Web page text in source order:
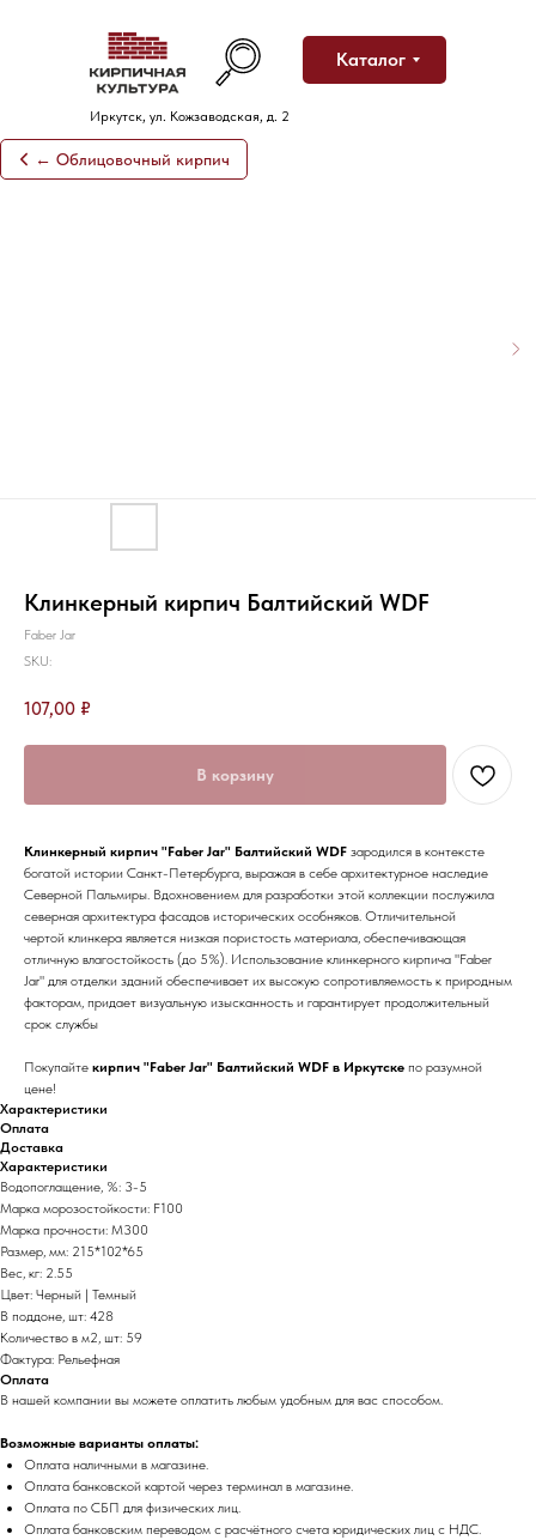
Каталог
Иркутск, ул. Кожзаводская, д. 2
← Облицовочный кирпич
Клинкерный кирпич Балтийский WDF
Faber Jar
SKU:
107,00 ₽
В корзину
Клинкерный кирпич "Faber Jar" Балтийский WDF зародился в контексте
богатой истории Санкт-Петербурга, выражая в себе архитектурное наследие
Северной Пальмиры. Вдохновением для разработки этой коллекции послужила
северная архитектура фасадов исторических особняков. Отличительной
чертой клинкера является низкая пористость материала, обеспечивающая
отличную влагостойкость (до 5%). Использование клинкерного кирпича "Faber
Jar" для отделки зданий обеспечивает их высокую сопротивляемость к природным
факторам, придает визуальную изысканность и гарантирует продолжительный
срок службы
Покупайте кирпич "Faber Jar" Балтийский WDF в Иркутске по разумной
цене!
Характеристики
Оплата
Доставка
Характеристики
Водопоглащение, %: 3-5
Марка морозостойкости: F100
Марка прочности: М300
Размер, мм: 215*102*65
Вес, кг: 2.55
Цвет: Черный | Темный
В поддоне, шт: 428
Количество в м2, шт: 59
Фактура: Рельефная
Оплата
В нашей компании вы можете оплатить любым удобным для вас способом.
Возможные варианты оплаты:
Оплата наличными в магазине.
Оплата банковской картой через терминал в магазине.
Оплата по СБП для физических лиц.
Оплата банковским переводом с расчётного счета юридических лиц с НДС.